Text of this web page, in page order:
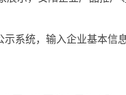
系统，输入企业基本信